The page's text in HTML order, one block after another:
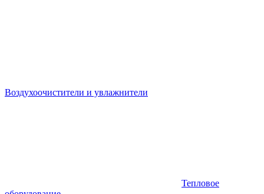
Воздухоочистители и увлажнители
Тепловое